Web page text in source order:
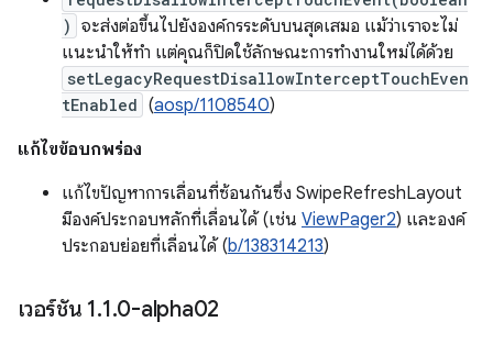
) จะส่งต่อขึ้นไปยังองค์กรระดับบนสุดเสมอ แม้ว่าเราจะไม่
แนะนำให้ทำ แต่คุณก็ปิดใช้ลักษณะการทำงานใหม่ได้ด้วย
setLegacyRequestDisallowInterceptTouchEven
tEnabled (aosp/1108540)
แก้ไขข้อบกพร่อง
แก้ไขปัญหาการเลื่อนที่ซ้อนกันซึ่ง SwipeRefreshLayout
มีองค์ประกอบหลักที่เลื่อนได้ (เช่น ViewPager2) และองค์
ประกอบย่อยที่เลื่อนได้ (b/138314213)
เวอร์ชัน 1.1.0-alpha02